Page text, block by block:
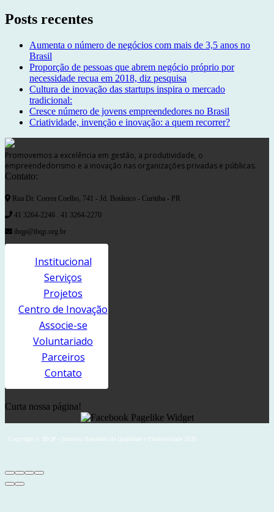
Posts recentes
Aumenta o número de negócios com mais de 3,5 anos no
Brasil
Proporção de pessoas que abrem negócio próprio por
necessidade recua em 2018, diz pesquisa
Cultura de inovação das startups inspira o mercado
tradicional:
Cresce número de jovens empreendedores no Brasil
Criatividade, invenção e inovação: a quem recorrer?
Promovemos a excelência em gestão, a produtividade, o
empreendedorismo e a inovação nas organizações privadas e públicas.
Contato:
Rua Dr. Correa Coelho, 741 - Jd. Botânico - Curitiba - PR
41 3264-2246 . 41 3264-2270
ibqp@ibqp.org.br
Institucional
Serviços
Projetos
Centro de Inovação
Associe-se
Voluntariado
Parceiros
Contato
Curta nossa página!
Copyright © IBQP - Instituto Brasileiro da Qualidade e Produtividade 2026